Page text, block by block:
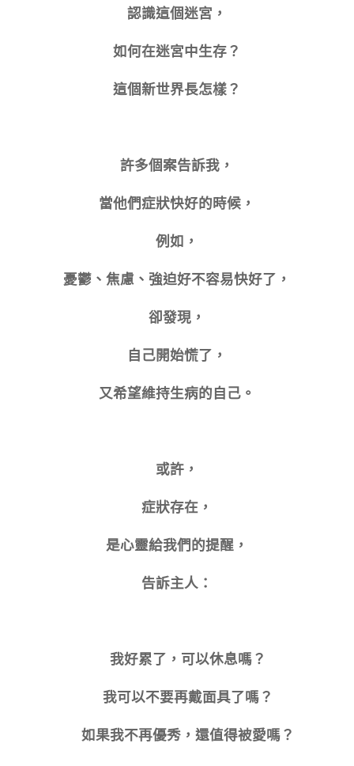
認識這個迷宮，
如何在迷宮中生存？
這個新世界長怎樣？
許多個案告訴我，
當他們症狀快好的時候，
例如，
憂鬱、焦慮、強迫好不容易快好了，
卻發現，
自己開始慌了，
又希望維持生病的自己。
或許，
症狀存在，
是心靈給我們的提醒，
告訴主人：
♥️ 我好累了，可以休息嗎？
♥️ 我可以不要再戴面具了嗎？
♥️ 如果我不再優秀，還值得被愛嗎？